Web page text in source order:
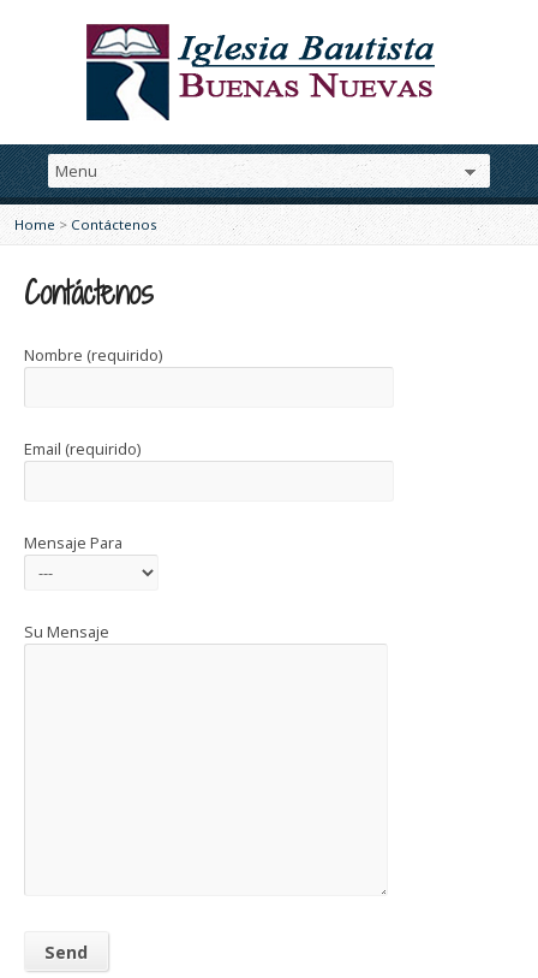
Home > Contáctenos
Contáctenos
Nombre (requirido)
Email (requirido)
Mensaje Para
Su Mensaje